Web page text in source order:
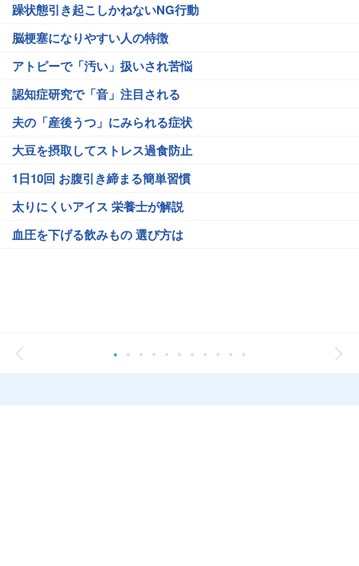
躁状態引き起こしかねないNG行動
脳梗塞になりやすい人の特徴
アトピーで「汚い」扱いされ苦悩
認知症研究で「音」注目される
夫の「産後うつ」にみられる症状
大豆を摂取してストレス過食防止
1日10回 お腹引き締まる簡単習慣
太りにくいアイス 栄養士が解説
血圧を下げる飲みもの 選び方は